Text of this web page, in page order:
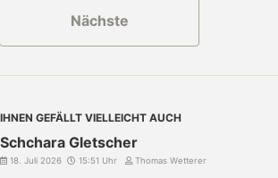
Nächste
IHNEN GEFÄLLT VIELLEICHT AUCH
Schchara Gletscher
18. Juli 2026 15:51 Uhr Thomas Wetterer